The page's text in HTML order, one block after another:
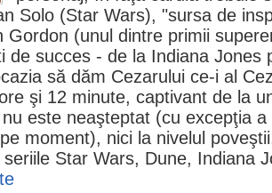
Solo (Star Wars), "sursa de
Gordon (unul dintre primii
de succes - de la Indiana Jones
să dăm Cezarului ce-i al
şi 12 minute, captivant de la
este neaşteptat (cu excepţia
moment), nici la nivelul
Star Wars, Dune, Indiana